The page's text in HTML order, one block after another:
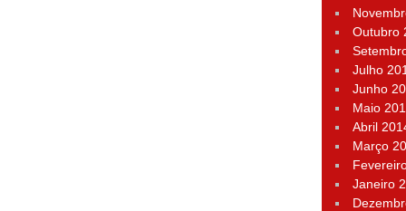
Outubro
Julho
Junho
Maio
Abril
Março
Janeiro